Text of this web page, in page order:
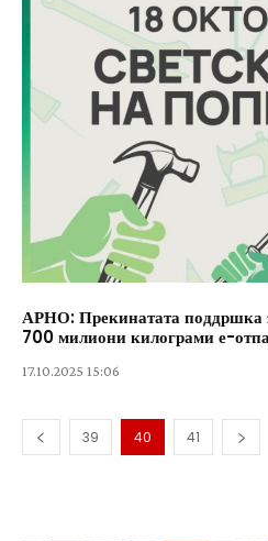
АРНО: Прекинатата поддршка
700 милиони килограми е-
17.10.2025 15:06
39 40 41